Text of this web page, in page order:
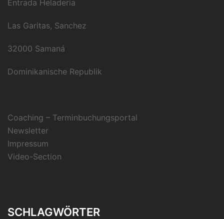
Entrada Heladeria
Las Garitas, Sanchez
32000 Samaná
Dominikanische Republik
Coaching – Terminbuchungsportal
Newsletter
Impressum
Video-Section
SCHLAGWÖRTER